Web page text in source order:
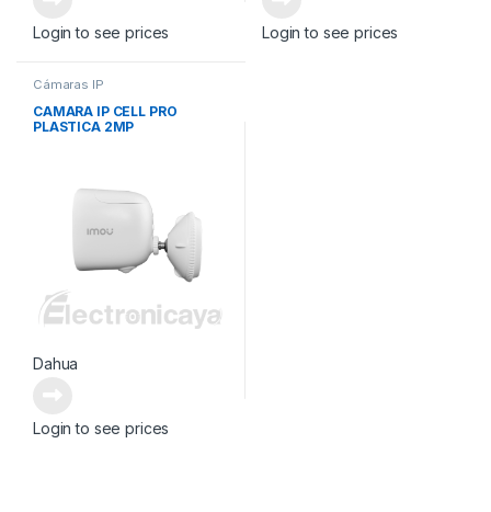
Login to see prices Login to see prices
Cámaras IP
CAMARA IP CELL PRO
PLASTICA 2MP
Dahua
Login to see prices